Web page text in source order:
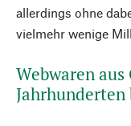
allerdings ohne
vielmehr wenige
Webwaren
Jahrhunderten